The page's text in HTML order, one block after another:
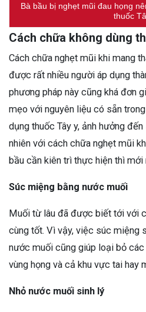
Bà bầu bị nghẹt mũi đau họng
thuốc
Cách chữa không dùng
Cách chữa nghẹt mũi khi mang
được rất nhiều người áp dụng
phương pháp này cũng khá đơn
mẹo với nguyên liệu có sẵn
dụng thuốc Tây y, ảnh hưởng
nhiên với cách chữa nghẹt mũi
bầu cần kiên trì thực hiện thì mới
Súc miệng bằng nước muối
Muối từ lâu đã được biết tới với
cùng tốt. Vì vậy, việc súc miệng
nước muối cũng giúp loại bỏ
vùng họng và cả khu vực tai hay
Nhỏ nước muối sinh lý